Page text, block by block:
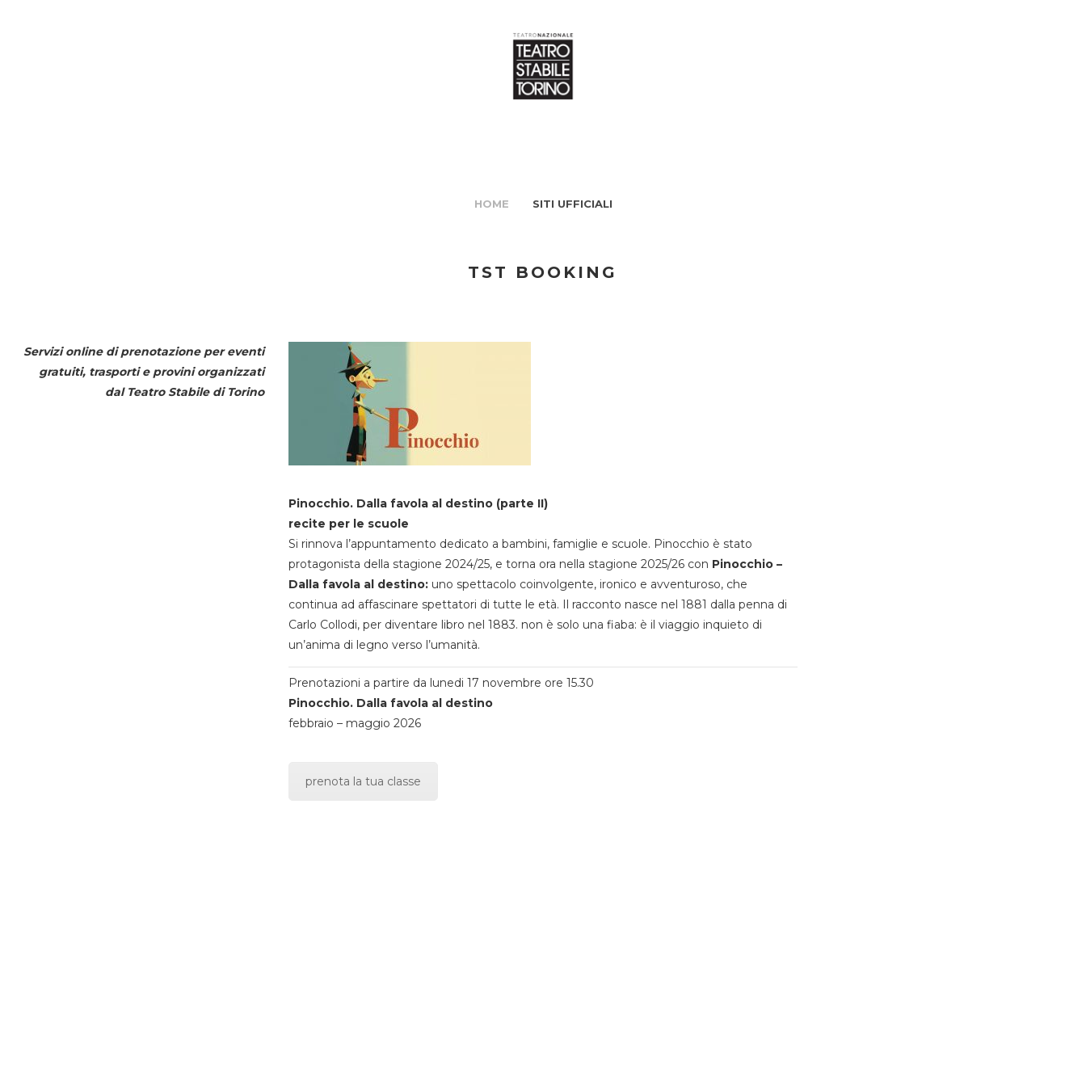
HOME SITI UFFICIALI
TST BOOKING
Servizi online di prenotazione per eventi
gratuiti, trasporti e provini organizzati
dal Teatro Stabile di Torino
Pinocchio. Dalla favola al destino (parte II)
recite per le scuole
Si rinnova l’appuntamento dedicato a bambini, famiglie e scuole. Pinocchio è stato
protagonista della stagione 2024/25, e torna ora nella stagione 2025/26 con Pinocchio –
Dalla favola al destino:uno spettacolo coinvolgente, ironico e avventuroso, che
continua ad affascinare spettatori di tutte le età. Il racconto nasce nel 1881 dalla penna di
Carlo Collodi, per diventare libro nel 1883. non è solo una fiaba: è il viaggio inquieto di
un’anima di legno verso l’umanità.
Prenotazioni a partire da lunedi 17 novembre ore 15.30
Pinocchio. Dalla favola al destino
febbraio – maggio 2026
prenota la tua classe